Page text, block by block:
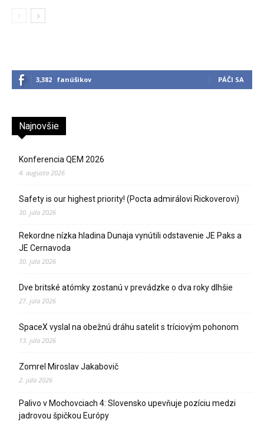
3,382 fanúšikov PÁČI SA
Najnovšie
Konferencia QEM 2026
4. augusta 2026
Safety is our highest priority! (Pocta admirálovi Rickoverovi)
30. júla 2026
Rekordne nízka hladina Dunaja vynútili odstavenie JE Paks a
JE Cernavoda
30. júla 2026
Dve britské atómky zostanú v prevádzke o dva roky dlhšie
27. júla 2026
SpaceX vyslal na obežnú dráhu satelit s tríciovým pohonom
13. júla 2026
Zomrel Miroslav Jakabovič
2. júla 2026
Palivo v Mochovciach 4: Slovensko upevňuje pozíciu medzi
jadrovou špičkou Európy